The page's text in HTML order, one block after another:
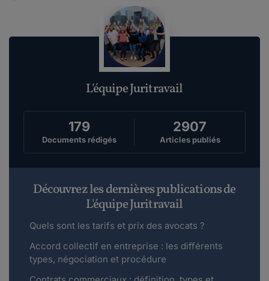
L'équipe Juritravail
179
Documents rédigés
2907
Articles publiés
Découvrez les dernières publications de
L'équipe Juritravail
Quels sont les tarifs et prix des avocats ?
Accord collectif en entreprise : les différents
types, négociation et procédure